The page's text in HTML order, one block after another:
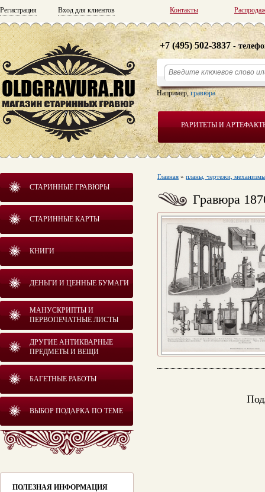
Регистрация Вход для клиентов Контакты
РАРИТЕТЫ И
+7 (495) 502-3837 -
Например,гравюра
СТАРИННЫЕ ГРАВЮРЫ
СТАРИННЫЕ КАРТЫ
КНИГИ
ДЕНЬГИ И ЦЕННЫЕ БУМАГИ
МАНУСКРИПТЫ И
ПЕРВОПЕЧАТНЫЕ ЛИСТЫ
ДРУГИЕ АНТИКВАРНЫЕ
ПРЕДМЕТЫ И ВЕЩИ
БАГЕТНЫЕ РАБОТЫ
ВЫБОР ПОДАРКА ПО ТЕМЕ
ПОЛЕЗНАЯ ИНФОРМАЦИЯ
Главная » планы, чертежи, механизмы
Гравюра